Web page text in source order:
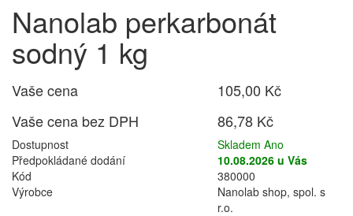
Nanolab perkarbonát
sodný 1 kg
Vaše cena
105,00 Kč
Vaše cena bez DPH
86,78 Kč
Dostupnost
Skladem Ano
Předpokládané dodání
10.08.2026 u Vás
Kód
380000
Výrobce
Nanolab shop, spol. s
r.o.